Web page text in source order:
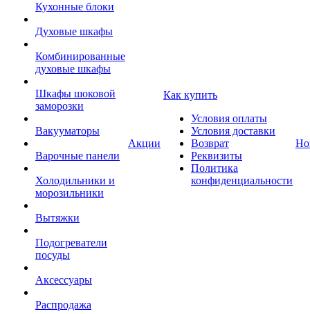
Кухонные блоки
Духовые шкафы
Комбинированные
духовые шкафы
Шкафы шоковой
заморозки
Вакууматоры
Варочные панели
Холодильники и
морозильники
Вытяжки
Подогреватели
посуды
Аксессуары
Распродажа
Акции
Как купить
Условия оплаты
Условия доставки
Возврат
Реквизиты
Политика
конфиденциальности